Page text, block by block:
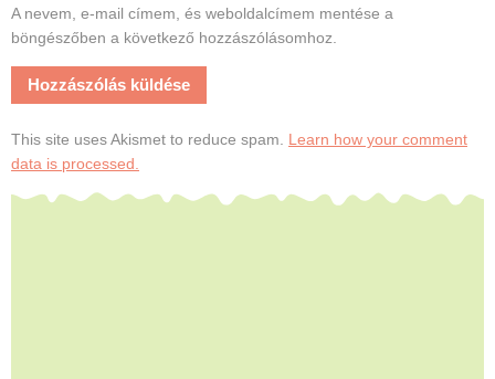
A nevem, e-mail címem, és weboldalcímem mentése a
böngészőben a következő hozzászólásomhoz.
This site uses Akismet to reduce spam. Learn how your comment
data is processed.